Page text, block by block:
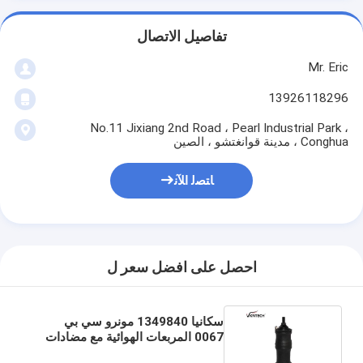
تفاصيل الاتصال
Mr. Eric
13926118296
No.11 Jixiang 2nd Road ، Pearl Industrial Park ،
Conghua ، مدينة قوانغتشو ، الصين
ﺎﺘﺼﻟ ﺍﻶﻧ
احصل على افضل سعر ل
سكانيا 1349840 مونرو سي بي
0067 المربعات الهوائية مع مضادات